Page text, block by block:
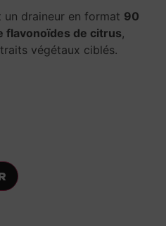
un draineur en format 90
flavonoïdes de citrus,
végétaux ciblés.